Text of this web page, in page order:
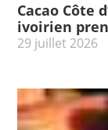
Cacao Côte
ivoirien
29 juillet 2026